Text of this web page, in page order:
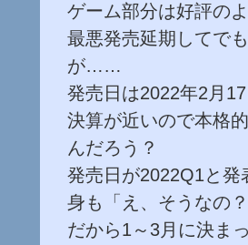
ゲーム部分は好評の
最悪発売延期してで
が……
発売日は2022年2月17
決算が近いので本格
んだろう？
発売日が2022Q1と発
身も「え、そうなの
だから1～3月に決ま